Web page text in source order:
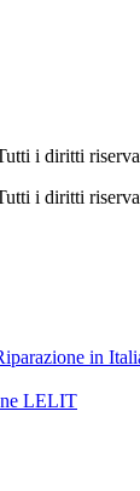
i diritti
i diritti
in
LELIT